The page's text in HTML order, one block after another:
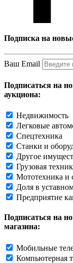
Подписка на
Ваш Email
Подписаться на
аукциона:
Недвижимость
Легковые
Спецтехника
Станки и
Другое
Грузовая
Мототехника и
Доля в
Предприятие
Подписаться на
магазина:
Мобильные
Компьютерная